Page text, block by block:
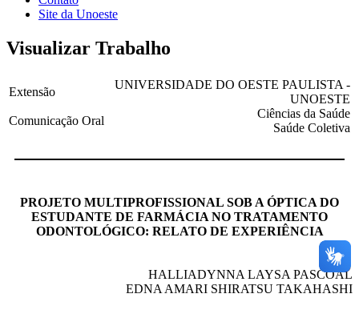
Site da Unoeste
Visualizar Trabalho
Extensão
Comunicação Oral
UNIVERSIDADE DO OESTE PAULISTA -
UNOESTE
Ciências da Saúde
Saúde Coletiva
PROJETO MULTIPROFISSIONAL SOB A ÓPTICA DO
ESTUDANTE DE FARMÁCIA NO TRATAMENTO
ODONTOLÓGICO: RELATO DE EXPERIÊNCIA
HALLIADYNNA LAYSA PASCOAL
EDNA AMARI SHIRATSU TAKAHASHI